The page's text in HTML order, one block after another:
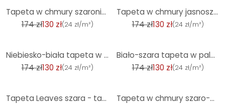
Tapeta w chmury szaroniebieska - Tapeta z włókniny z realistycznym motywem nieba
174 zł130 zł(24 zł/m²)
Tapeta w chmury jasnoszara biel - Tapeta z włókniny z delikatnym motywem nieba
174 zł130 zł(24 zł/m²)
Niebiesko-biała tapeta w chmury - tapeta z włókniny z delikatnym motywem nieba
174 zł130 zł(24 zł/m²)
Biało-szara tapeta w palmy - tapeta z włókniny z tropikalnym wzorem w delikatnych odcieniach
174 zł130 zł(24 zł/m²)
Tapeta Leaves szara - tapeta z włókniny z wzorem liści w nowoczesnym rozmiarze
Tapeta w chmury szaro-biała - Tapeta z włókniny z delikatnym motywem nieba